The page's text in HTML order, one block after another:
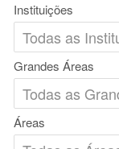
Instituições
Grandes Áreas
Áreas